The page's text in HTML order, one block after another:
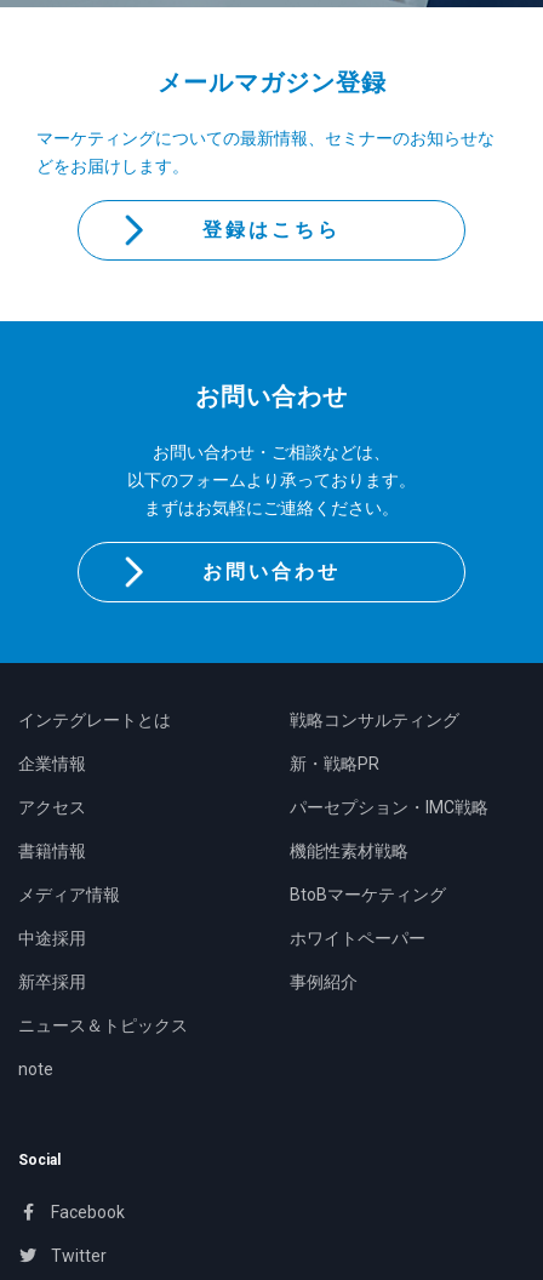
メールマガジン登録
マーケティングについての最新情報、セミナーのお知らせな
どをお届けします。
登録はこちら
お問い合わせ
お問い合わせ・ご相談などは、
以下のフォームより承っております。
まずはお気軽にご連絡ください。
お問い合わせ
インテグレートとは
企業情報
アクセス
書籍情報
メディア情報
中途採用
新卒採用
ニュース＆トピックス
note
戦略コンサルティング
新・戦略PR
パーセプション・IMC戦略
機能性素材戦略
BtoBマーケティング
ホワイトペーパー
事例紹介
Social
Facebook
Twitter